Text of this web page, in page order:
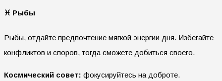
♓ Рыбы
Рыбы, отдайте предпочтение мягкой энергии дня. Избегайте
конфликтов и споров, тогда сможете добиться своего.
Космический совет: фокусируйтесь на доброте.